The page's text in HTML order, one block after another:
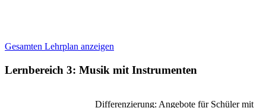
Gesamten Lehrplan anzeigen
Lernbereich 3: Musik mit Instrumenten
Differenzierung: Angebote für Schüler mit